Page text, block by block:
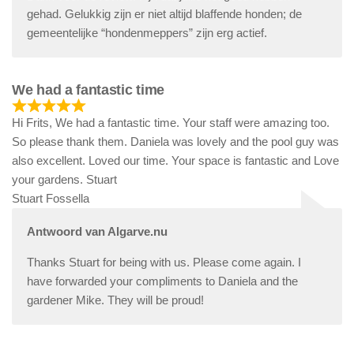
gehad. Gelukkig zijn er niet altijd blaffende honden; de
gemeentelijke “hondenmeppers” zijn erg actief.
We had a fantastic time
Hi Frits, We had a fantastic time. Your staff were amazing too.
So please thank them. Daniela was lovely and the pool guy was
also excellent. Loved our time. Your space is fantastic and Love
your gardens. Stuart
Stuart Fossella
Antwoord van Algarve.nu
Thanks Stuart for being with us. Please come again. I
have forwarded your compliments to Daniela and the
gardener Mike. They will be proud!